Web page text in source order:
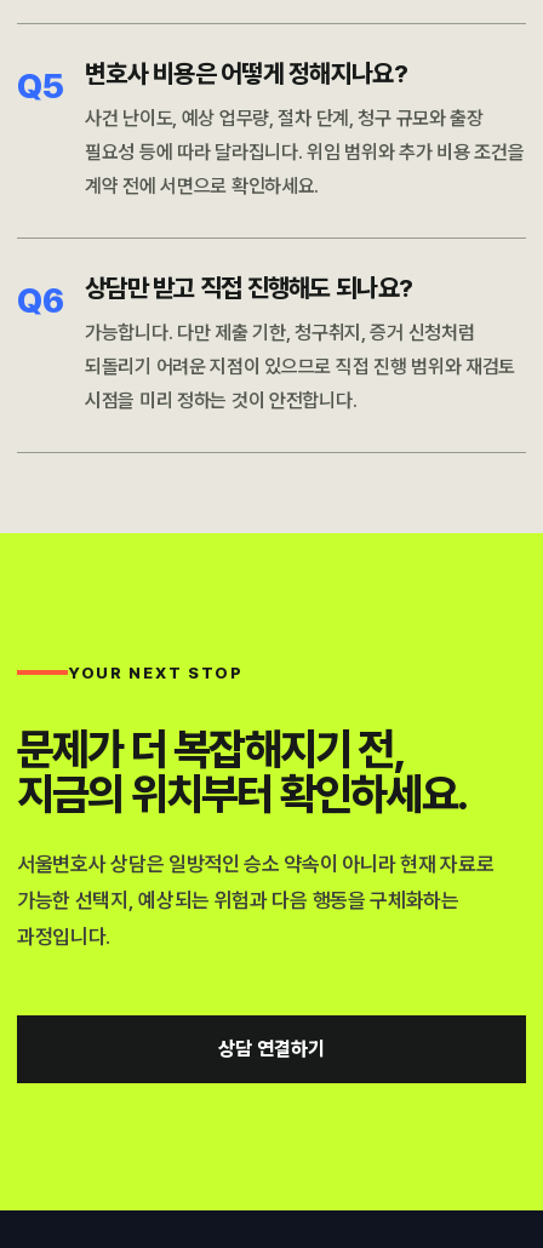
Q5 변호사 비용은 어떻게 정해지나요?
사건 난이도, 예상 업무량, 절차 단계, 청구 규모와 출장
필요성 등에 따라 달라집니다. 위임 범위와 추가 비용 조건을
계약 전에 서면으로 확인하세요.
Q6 상담만 받고 직접 진행해도 되나요?
가능합니다. 다만 제출 기한, 청구취지, 증거 신청처럼
되돌리기 어려운 지점이 있으므로 직접 진행 범위와 재검토
시점을 미리 정하는 것이 안전합니다.
YOUR NEXT STOP
문제가 더 복잡해지기 전,
지금의 위치부터 확인하세요.
서울변호사 상담은 일방적인 승소 약속이 아니라 현재 자료로
가능한 선택지, 예상되는 위험과 다음 행동을 구체화하는
과정입니다.
상담 연결하기